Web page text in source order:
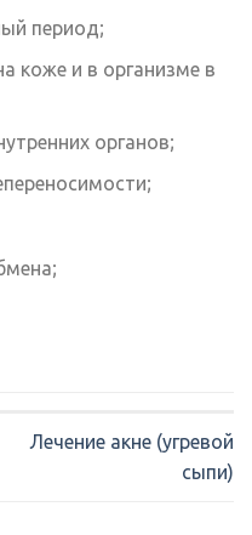
период;
коже и в организме в
органов;
Лечение акне (угревой
сыпи)